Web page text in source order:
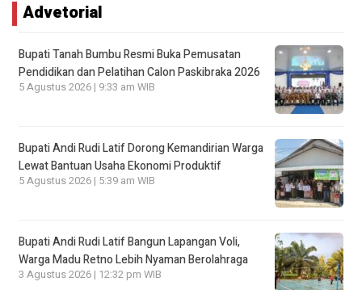
Advetorial
Bupati Tanah Bumbu Resmi Buka Pemusatan
Pendidikan dan Pelatihan Calon Paskibraka 2026
5 Agustus 2026 | 9:33 am WIB
Bupati Andi Rudi Latif Dorong Kemandirian Warga
Lewat Bantuan Usaha Ekonomi Produktif
5 Agustus 2026 | 5:39 am WIB
Bupati Andi Rudi Latif Bangun Lapangan Voli,
Warga Madu Retno Lebih Nyaman Berolahraga
3 Agustus 2026 | 12:32 pm WIB